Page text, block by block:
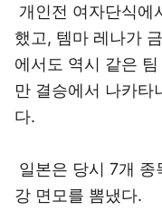
개인전 여자단식에
했고, 템마 레나가
에서도 역시 같은
만 결승에서 나카타
다.
일본은 당시 7개 종
강 면모를 뽐냈다.